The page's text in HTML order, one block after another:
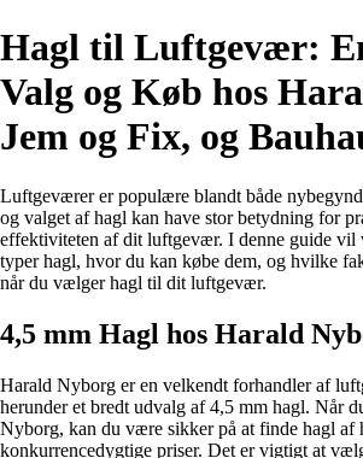
Hagl til Luftgevær:
Valg og Køb hos
Jem og Fix, og
Luftgeværer er populære blandt både
og valget af hagl kan have stor betydning for
effektiviteten af dit luftgevær. I denne guide vil
typer hagl, hvor du kan købe dem, og hvilke
når du vælger hagl til dit luftgevær.
4,5 mm Hagl hos Harald
Harald Nyborg er en velkendt forhandler af
herunder et bredt udvalg af 4,5 mm hagl. Når
Nyborg, kan du være sikker på at finde hagl af
konkurrencedygtige priser. Det er vigtigt at